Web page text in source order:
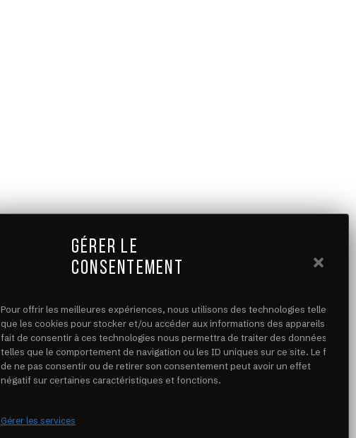
GÉRER LE
CONSENTEMENT
Pour offrir les meilleures expériences, nous utilisons des technologies telles
que les cookies pour stocker et/ou accéder aux informations des appareils. Le
fait de consentir à ces technologies nous permettra de traiter des données
telles que le comportement de navigation ou les ID uniques sur ce site. Le fait
de ne pas consentir ou de retirer son consentement peut avoir un effet
négatif sur certaines caractéristiques et fonctions.
Gérer les services